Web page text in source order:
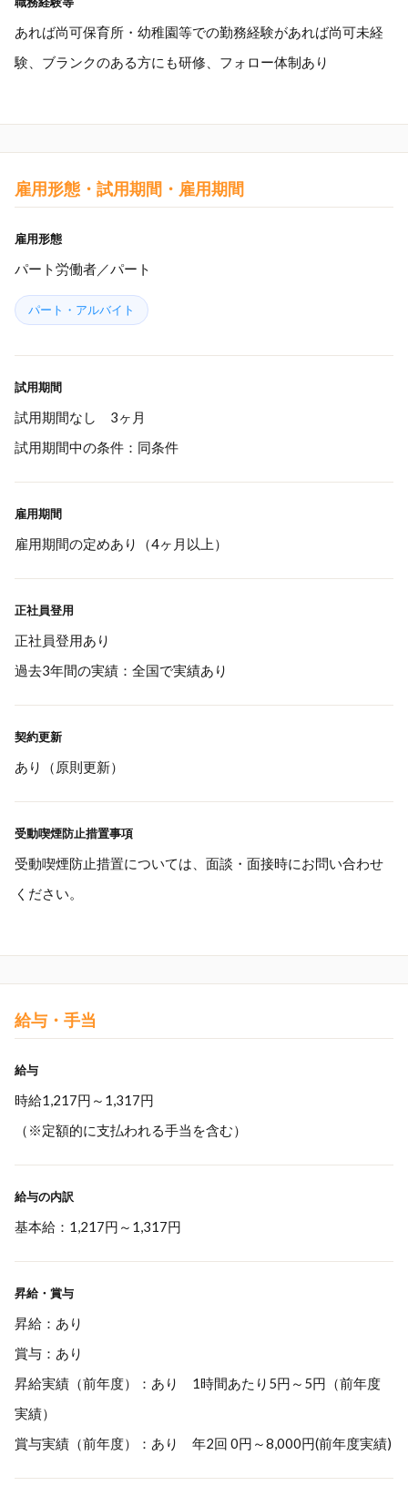
あれば尚可保育所・幼稚園等での勤務経験があれば尚可未経
験、ブランクのある方にも研修、フォロー体制あり
雇用形態・試用期間・雇用期間
雇用形態
パート労働者／パート
パート・アルバイト
試用期間
試用期間なし 3ヶ月
試用期間中の条件：同条件
雇用期間
雇用期間の定めあり（4ヶ月以上）
正社員登用
正社員登用あり
過去3年間の実績：全国で実績あり
契約更新
あり（原則更新）
受動喫煙防止措置事項
受動喫煙防止措置については、面談・面接時にお問い合わせ
ください。
給与・手当
給与
時給1,217円～1,317円
（※定額的に支払われる手当を含む）
給与の内訳
基本給：1,217円～1,317円
昇給・賞与
昇給：あり
賞与：あり
昇給実績（前年度）：あり 1時間あたり5円～5円（前年度
実績）
賞与実績（前年度）：あり 年2回 0円～8,000円(前年度実績)